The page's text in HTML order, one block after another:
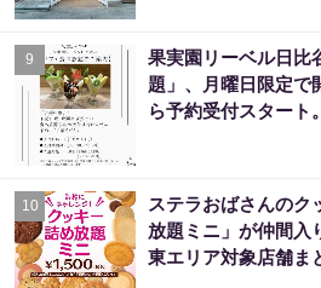
9
果実園リーベル日比
題」、月曜日限定で
ら予約受付スタート。
10
ステラおばさんのク
放題ミニ」が仲間入
東エリア対象店舗ま